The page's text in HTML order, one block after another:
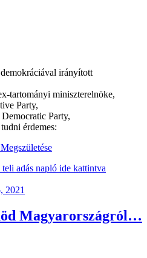
irányított
tartományi miniszterelnöke,
Party,
Party,
érdemes:
adás napló ide kattintva
2021
Magyarországról…